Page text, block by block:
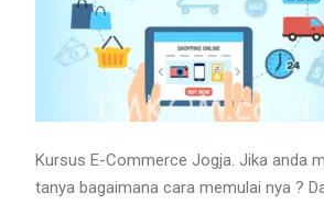
Kursus E-Commerce Jogja. Jika anda
tanya bagaimana cara memulai nya ?